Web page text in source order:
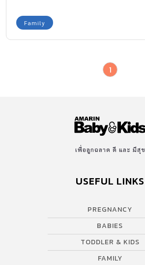
Family
1
เพื่อลูกฉลาด ดี และ มีสุข
USEFUL LINKS
PREGNANCY
BABIES
TODDLER & KIDS
FAMILY